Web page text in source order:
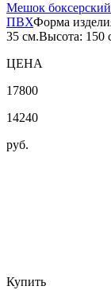
Мешок
ПВХФорма
35 см.Высота: 150
ЦЕНА
17800
14240
руб.
Купить